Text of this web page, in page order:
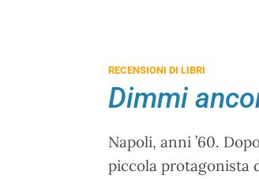
RECENSIONI DI LIBRI
Dimmi
Napoli, anni ’60.
piccola protagonista